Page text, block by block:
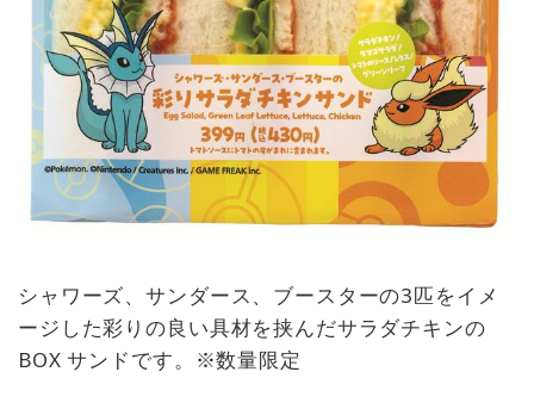
シャワーズ、サンダース、ブースターの3匹をイメ
ージした彩りの良い具材を挟んだサラダチキンの
BOX サンドです。※数量限定